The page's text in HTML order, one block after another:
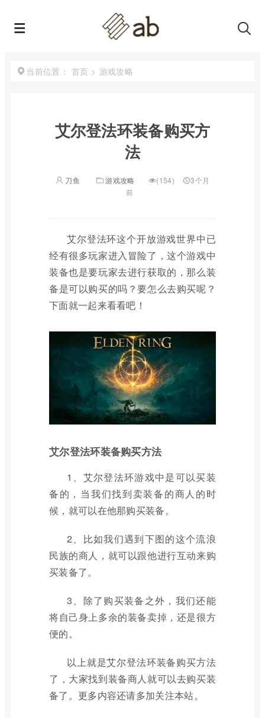
当前位置： 首页 > 游戏攻略
艾尔登法环装备购买方
法
刀鱼 游戏攻略 (154)
3个月
前
艾尔登法环这个开放游戏世界中已
经有很多玩家进入冒险了，这个游戏中
装备也是要玩家去进行获取的，那么装
备是可以购买的吗？要怎么去购买呢？
下面就一起来看看吧！
艾尔登法环装备购买方法
1、艾尔登法环游戏中是可以买装
备的，当我们找到卖装备的商人的时
候，就可以在他那购买装备。
2、比如我们遇到下图的这个流浪
民族的商人，就可以跟他进行互动来购
买装备了。
3、除了购买装备之外，我们还能
将自己身上多余的装备卖掉，还是很方
便的。
以上就是艾尔登法环装备购买方法
了，大家找到装备商人就可以去购买装
备了。更多内容还请多加关注本站。